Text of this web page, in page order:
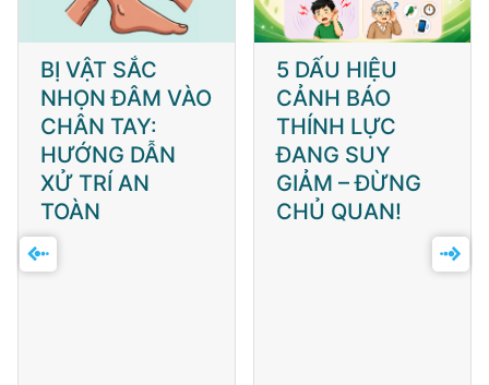
BỊ VẬT SẮC
NHỌN ĐÂM VÀO
CHÂN TAY:
HƯỚNG DẪN
XỬ TRÍ AN
TOÀN
5 DẤU HIỆU
CẢNH BÁO
THÍNH LỰC
ĐANG SUY
GIẢM – ĐỪNG
CHỦ QUAN!